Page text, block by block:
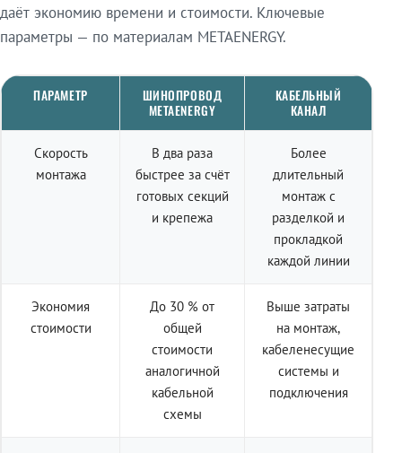
даёт экономию времени и стоимости. Ключевые
параметры — по материалам METAENERGY.
ПАРАМЕТР
ШИНОПРОВОД
METAENERGY
КАБЕЛЬНЫЙ
КАНАЛ
Скорость
монтажа
В два раза
быстрее за счёт
готовых секций
и крепежа
Более
длительный
монтаж с
разделкой и
прокладкой
каждой линии
Экономия
стоимости
До 30 % от
общей
стоимости
аналогичной
кабельной
схемы
Выше затраты
на монтаж,
кабеленесущие
системы и
подключения